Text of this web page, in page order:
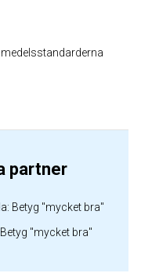
partner
Betyg "mycket bra"
"mycket bra"